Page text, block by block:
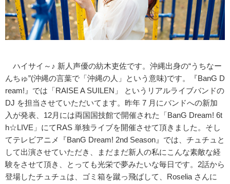
ハイサイ～♪ 新人声優の紡木吏佐です。沖縄出身の“うちなー
んちゅ”(沖縄の言葉で「沖縄の人」という意味)です。『BanG D
ream!』では「RAISE A SUILEN」 というリアルライブバンドの
DJ を担当させていただいてます。昨年 7 月にバンドへの新加
入が発表、12月には両国国技館で開催された「BanG Dream! 6t
h☆LIVE」にてRAS 単独ライブを開催させて頂きました。そし
てテレビアニメ『BanG Dream! 2nd Season』では、チュチュと
して出演させていただき、まだまだ新人の私にこんな素敵な経
験をさせて頂き、とっても光栄で夢みたいな毎日です。2話から
登場したチュチュは、ゴミ箱を蹴っ飛ばして、Roselia さんに